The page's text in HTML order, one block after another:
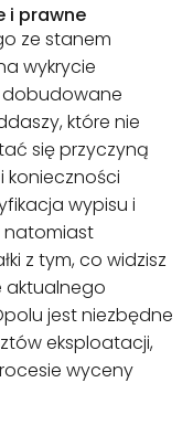
i prawne
ze stanem
wykrycie
dobudowane
które nie
się przyczyną
konieczności
wypisu i
natomiast
z tym, co widzisz
aktualnego
jest niezbędne
eksploatacji,
wyceny